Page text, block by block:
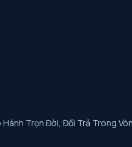
Trọn Đời, Đổi Trả Trong